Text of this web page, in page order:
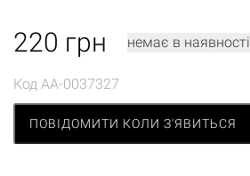
220 грн немає в наявності
Код AA-0037327
ПОВІДОМИТИ КОЛИ З'ЯВИТЬСЯ